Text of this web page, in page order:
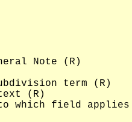
Note (R)
term (R)
(R)
which field applies